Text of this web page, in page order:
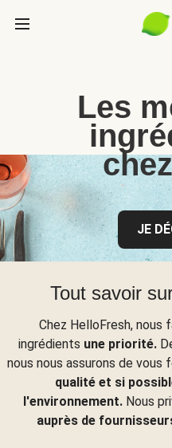
Les
JE
Tout savoir
Chez HelloFresh, nous
ingrédients une priorité.
nous nous assurons de vous
qualité et si
l'environnement.Nous
auprès de